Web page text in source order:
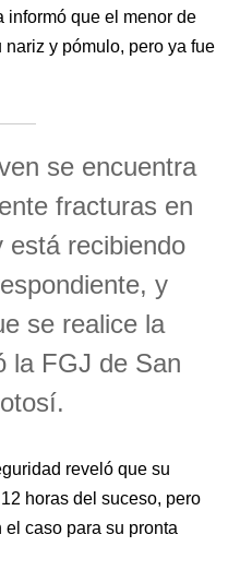
informó que el menor de
y pómulo, pero ya fue
se encuentra
fracturas en
está recibiendo
y
se realice la
la FGJ de San
reveló que su
horas del suceso, pero
caso para su pronta